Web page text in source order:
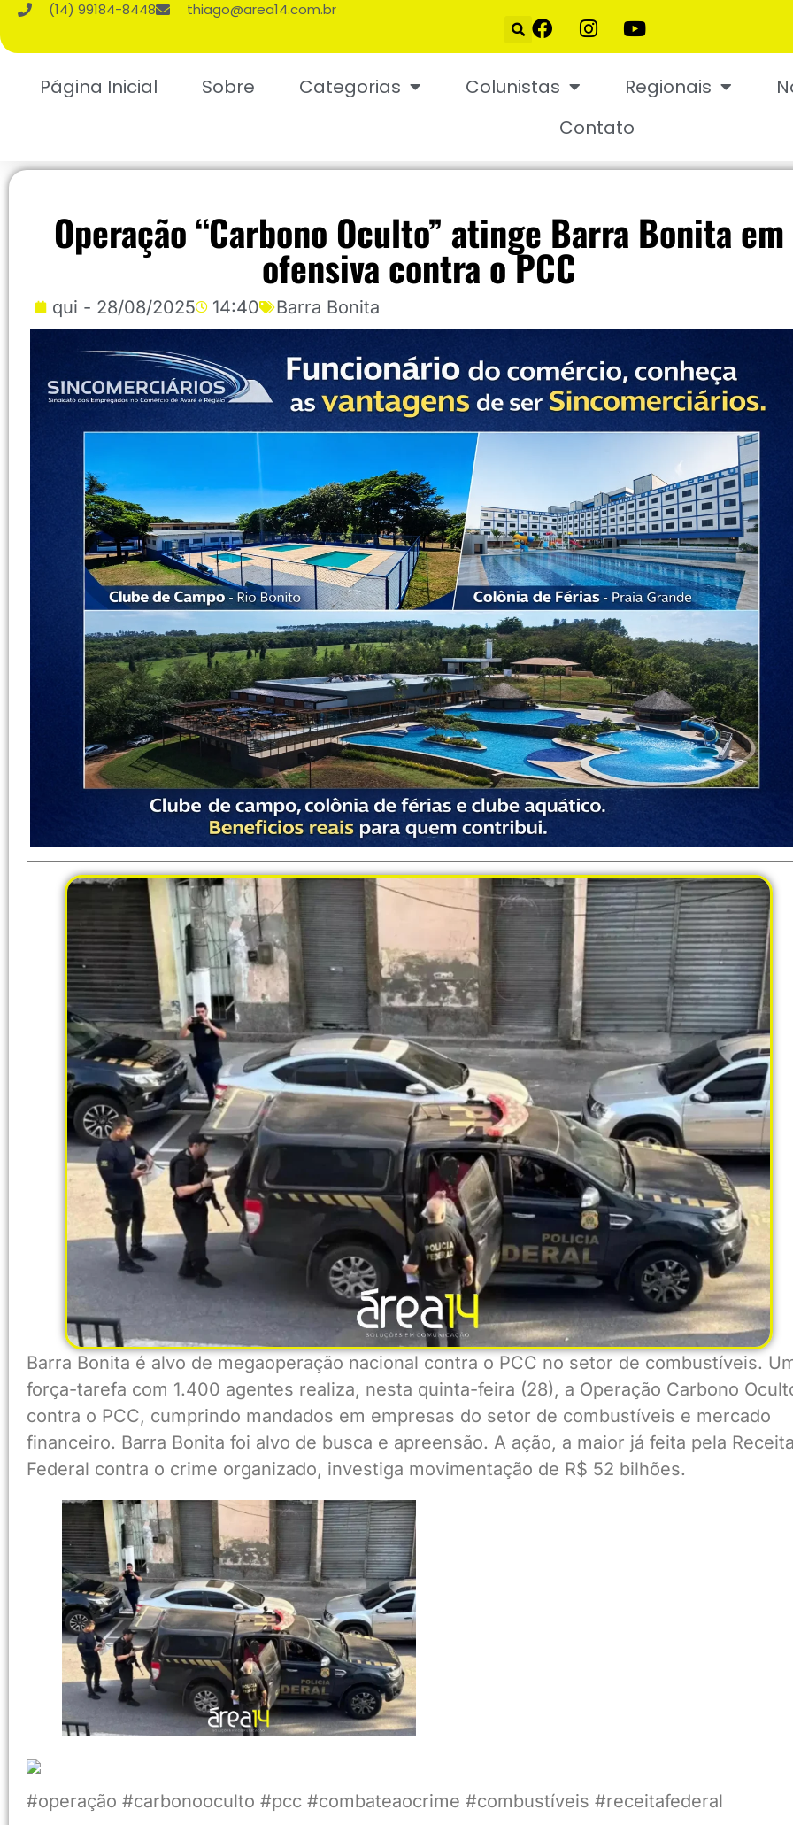
(14) 99184-8448 thiago@area14.com.br
Página Inicial Sobre Categorias Colunistas Regionais
Contato
Operação “Carbono Oculto” atinge Barra Bonita em
ofensiva contra o PCC
qui - 28/08/2025 14:40 Barra Bonita
Barra Bonita é alvo de megaoperação nacional contra o PCC no setor de combustíveis.
força-tarefa com 1.400 agentes realiza, nesta quinta-feira (28), a Operação Carbono
contra o PCC, cumprindo mandados em empresas do setor de combustíveis e mercado
financeiro. Barra Bonita foi alvo de busca e apreensão. A ação, a maior já feita pela
Federal contra o crime organizado, investiga movimentação de R$ 52 bilhões.
#operação #carbonooculto #pcc #combateaocrime #combustíveis #receitafederal